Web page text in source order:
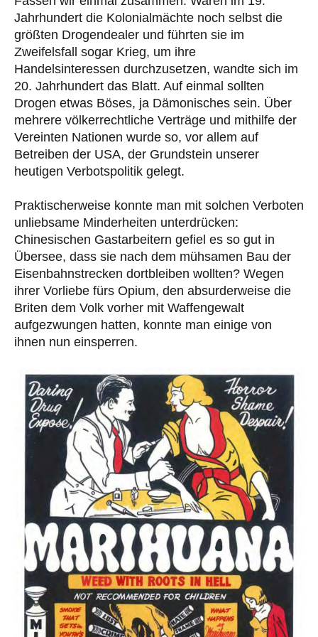
Jahrhundert die Kolonialmächte noch selbst die
größten Drogendealer und führten sie im
Zweifelsfall sogar Krieg, um ihre
Handelsinteressen durchzusetzen, wandte sich im
20. Jahrhundert das Blatt. Auf einmal sollten
Drogen etwas Böses, ja Dämonisches sein. Über
mehrere völkerrechtliche Verträge und mithilfe der
Vereinten Nationen wurde so, vor allem auf
Betreiben der USA, der Grundstein unserer
heutigen Verbotspolitik gelegt.
Praktischerweise konnte man mit solchen Verboten
unliebsame Minderheiten unterdrücken:
Chinesischen Gastarbeitern gefiel es so gut in
Übersee, dass sie nach dem mühsamen Bau der
Eisenbahnstrecken dortbleiben wollten? Wegen
ihrer Vorliebe fürs Opium, den absurderweise die
Briten dem Volk vorher mit Waffengewalt
aufgezwungen hatten, konnte man einige von
ihnen nun einsperren.